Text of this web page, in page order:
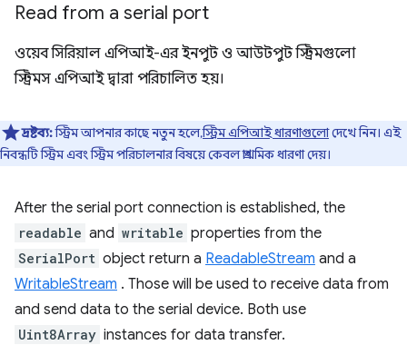
Read from a serial port
ওয়েব সিরিয়াল এপিআই-এর ইনপুট ও আউটপুট স্ট্রিমগুলো
স্ট্রিমস এপিআই দ্বারা পরিচালিত হয়।
দ্রষ্টব্য:স্ট্রিম আপনার কাছে নতুন হলে,স্ট্রিম এপিআই ধারণাগুলোদেখে নিন। এই
নিবন্ধটি স্ট্রিম এবং স্ট্রিম পরিচালনার বিষয়ে কেবল প্রাথমিক ধারণা দেয়।
After the serial port connection is established, the
readable and writable properties from the
SerialPort object return a ReadableStream and a
WritableStream . Those will be used to receive data from
and send data to the serial device. Both use
Uint8Array instances for data transfer.